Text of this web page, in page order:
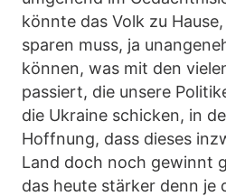
könnte das Volk zu
sparen muss, ja
können, was mit den
passiert, die unsere
die Ukraine schicken, in
Hoffnung, dass dieses
Land doch noch gewinnt
das heute stärker denn je